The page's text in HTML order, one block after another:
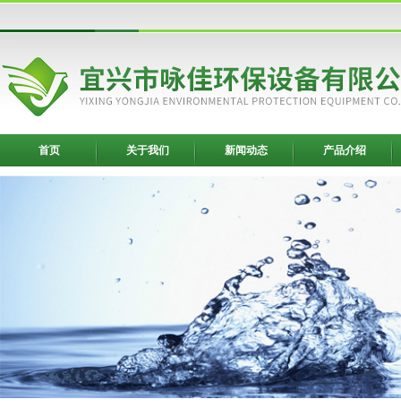
首页 关于我们 新闻动态 产品介绍